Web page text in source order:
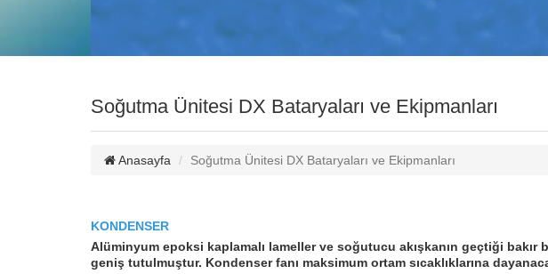
Soğutma Ünitesi DX Bataryaları ve Ekipmanları
Anasayfa Soğutma Ünitesi DX Bataryaları ve Ekipmanları
KONDENSER
Alüminyum epoksi kaplamalı lameller ve soğutucu akışkanın geçtiği bakır
geniş tutulmuştur. Kondenser fanı maksimum ortam sıcaklıklarına